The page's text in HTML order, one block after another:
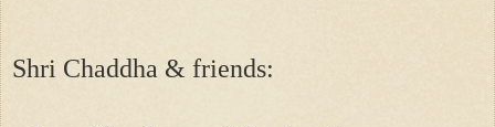
Shri Chaddha & friends: